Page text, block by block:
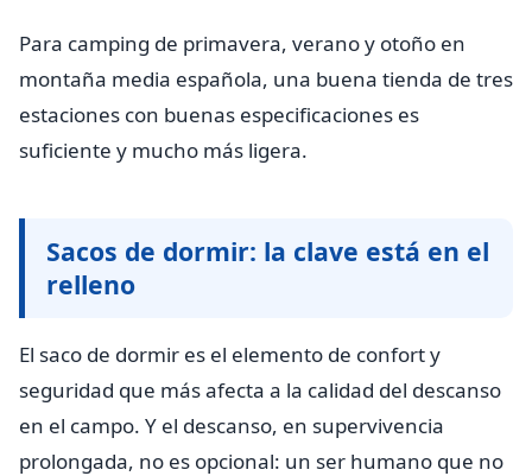
Para camping de primavera, verano y otoño en
montaña media española, una buena tienda de tres
estaciones con buenas especificaciones es
suficiente y mucho más ligera.
Sacos de dormir: la clave está en el
relleno
El saco de dormir es el elemento de confort y
seguridad que más afecta a la calidad del descanso
en el campo. Y el descanso, en supervivencia
prolongada, no es opcional: un ser humano que no